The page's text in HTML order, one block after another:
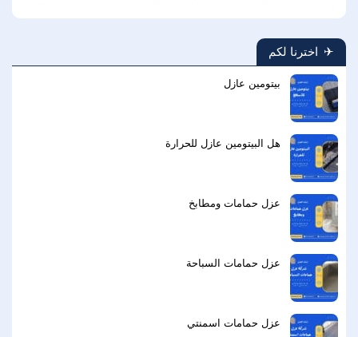
اخترنا لكم
بيتومين عازل
هل البيتومين عازل للحرارة
عزل حمامات ومطابخ
عزل حمامات السباحة
عزل حمامات اسمنتي